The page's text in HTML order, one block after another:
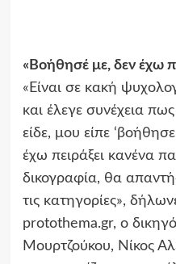
«Βοήθησέ με, δεν έχω
«Είναι σε κακή
και έλεγε συνέχεια
είδε, μου είπε
έχω πειράξει κανένα
δικογραφία, θα
τις κατηγορίες»,
protothema.gr, ο
Μουρτζούκου, Νίκος